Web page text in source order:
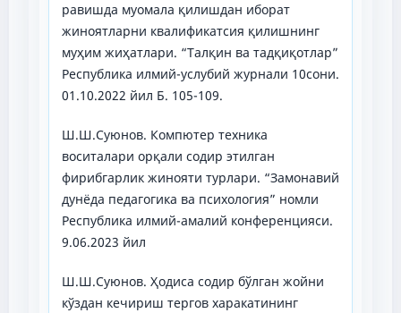
равишда муомала қилишдан иборат
жиноятларни квалификатсия қилишнинг
муҳим жиҳатлари. “Талқин ва тадқиқотлар”
Республика илмий-услубий журнали 10сони.
01.10.2022 йил Б. 105-109.
Ш.Ш.Суюнов. Компютер техника
воситалари орқали содир этилган
фирибгарлик жинояти турлари. “Замонавий
дунёда педагогика ва психология” номли
Республика илмий-амалий конференцияси.
9.06.2023 йил
Ш.Ш.Суюнов. Ҳодиса содир бўлган жойни
кўздан кечириш тергов харакатининг